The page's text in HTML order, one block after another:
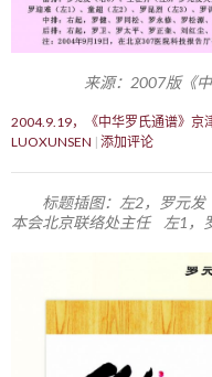
来源：2007版《
2004.9.19，《中华罗氏通谱》京
LUOXUNSEN 添加评论
标题插图：左2，罗元
本会北京联络处主任 左1，